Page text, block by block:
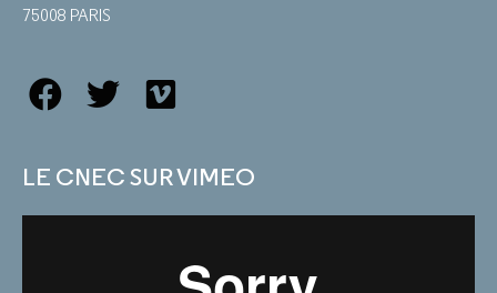
75008 PARIS
LE CNEC SUR VIMEO